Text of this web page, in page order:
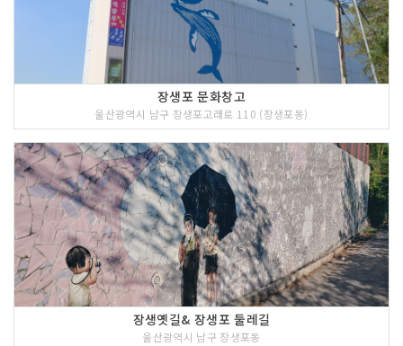
장생포 문화창고
울산광역시 남구 장생포고래로 110 (장생포동)
장생옛길& 장생포 둘레길
울산광역시 남구 장생포동